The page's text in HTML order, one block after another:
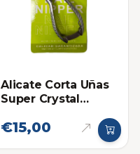
Alicate Corta Uñas
Super Crystal
€15,00